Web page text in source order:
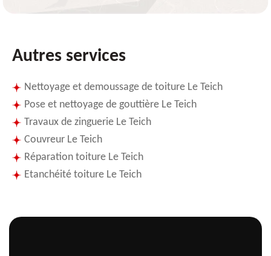
Autres services
Nettoyage et demoussage de toiture Le Teich
Pose et nettoyage de gouttière Le Teich
Travaux de zinguerie Le Teich
Couvreur Le Teich
Réparation toiture Le Teich
Etanchéité toiture Le Teich